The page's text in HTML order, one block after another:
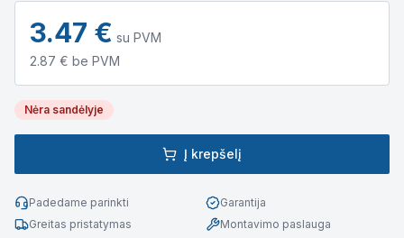
3.47 € su PVM
2.87 € be PVM
Nėra sandėlyje
Į krepšelį
Padedame parinkti
Garantija
Greitas pristatymas
Montavimo paslauga